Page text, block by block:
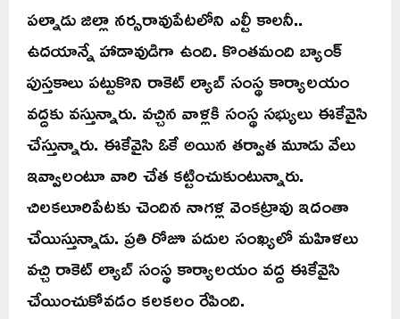
పల్నాడు జిల్లా నర్సరావుపేటలోని ఎల్టీ కాలనీ..
ఉదయాన్నే హాడావుడిగా ఉంది. కొంతమంది బ్యాంక్
పుస్తకాలు పట్టుకొని రాకెట్ ల్యాబ్ సంస్థ కార్యాలయం
వద్దకు వస్తున్నారు. వచ్చిన వాళ్లకి సంస్థ సభ్యులు ఈకేవైసి
చేస్తున్నారు. ఈకేవైసి ఓకే అయిన తర్వాత మూడు వేలు
ఇవ్వాలంటూ వారి చేత కట్టించుకుంటున్నారు.
చిలకలూరిపేటకు చెందిన నాగళ్ల వెంకట్రావు ఇదంతా
చేయిస్తున్నాడు. ప్రతి రోజూ పదుల సంఖ్యలో మహిళలు
వచ్చి రాకెట్ ల్యాబ్ సంస్థ కార్యాలయం వద్ద ఈకేవైసి
చేయించుకోవడం కలకలం రేపింది.